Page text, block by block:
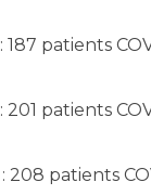
: 187 patients
: 201 patients
: 208 patients